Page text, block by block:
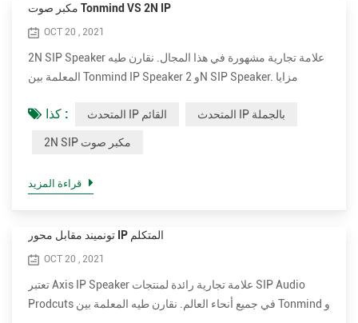
مكبر صوت Tonmind VS 2N IP
OCT 20 , 2021
2N SIP Speaker علامة تجارية مشهورة في هذا المجال. نقارن طيه
المعلمة بين Tonmind IP Speaker و 2N SIP Speaker. مزايا
لتحسين جودة الصوت ، بما في ذلك OPUS ， MP1 / MP2 / MP3
واضح وعالي. إنها 15 وات و 30 وات اختيارية. • أكثر فعالية من حيث
كذا : المتحدث IP القائم المتحدث IP بالجملة
2N SIP مكبر صوت
قراءة المزيد
تونميند مقابل محور IP المتكلم
OCT 20 , 2021
تعتبر Axis IP Speaker علامة تجارية رائدة لمنتجات SIP Audio
Prodcuts في جميع أنحاء العالم. نقارن طيه المعلمة بين Tonmind و